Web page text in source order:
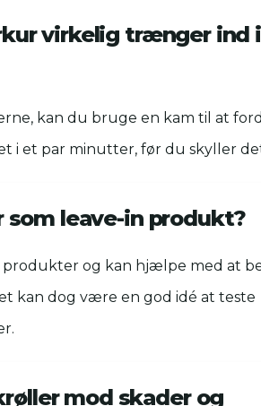
virkelig trænger ind i
kan du bruge en kam til at
i et par minutter, før du skyller
som leave-in produkt?
og kan hjælpe med at
kan dog være en god idé at teste
mod skader og